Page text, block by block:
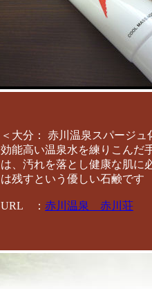
＜大分： 赤川温泉スパージュ
効能高い温泉水を練りこんだ
は、汚れを落とし健康な肌に
は残すという優しい石鹸です
URL ： 赤川温泉 赤川荘